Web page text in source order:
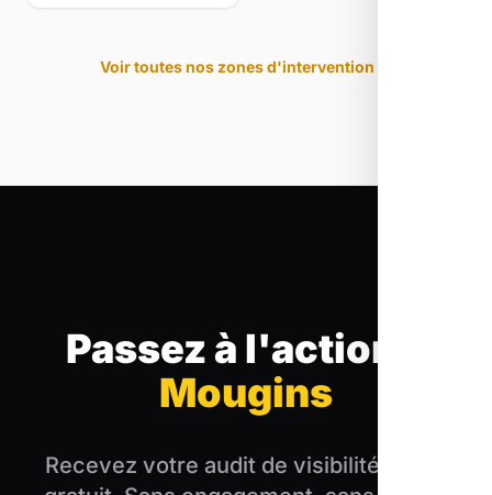
Voir toutes nos zones d'intervention
Passez à l'action
Mougins
Recevez votre audit de visibilité locale